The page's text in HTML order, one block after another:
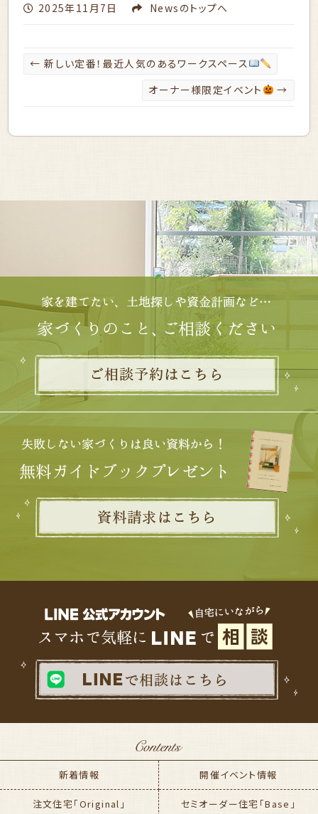
2025年11月7日 News のトップへ
← 新しい定番！最近人気のあるワークスペース
オーナー様限定イベント
→
新着情報 開催イベント情報
注文住宅「Original」 セミオーダー住宅「Base」